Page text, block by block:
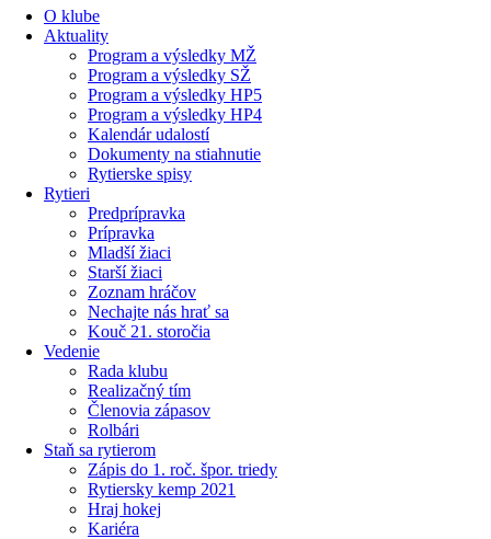
O klube
Aktuality
Program a výsledky MŽ
Program a výsledky SŽ
Program a výsledky HP5
Program a výsledky HP4
Kalendár udalostí
Dokumenty na stiahnutie
Rytierske spisy
Rytieri
Predprípravka
Prípravka
Mladší žiaci
Starší žiaci
Zoznam hráčov
Nechajte nás hrať sa
Kouč 21. storočia
Vedenie
Rada klubu
Realizačný tím
Členovia zápasov
Rolbári
Staň sa rytierom
Zápis do 1. roč. špor. triedy
Rytiersky kemp 2021
Hraj hokej
Kariéra